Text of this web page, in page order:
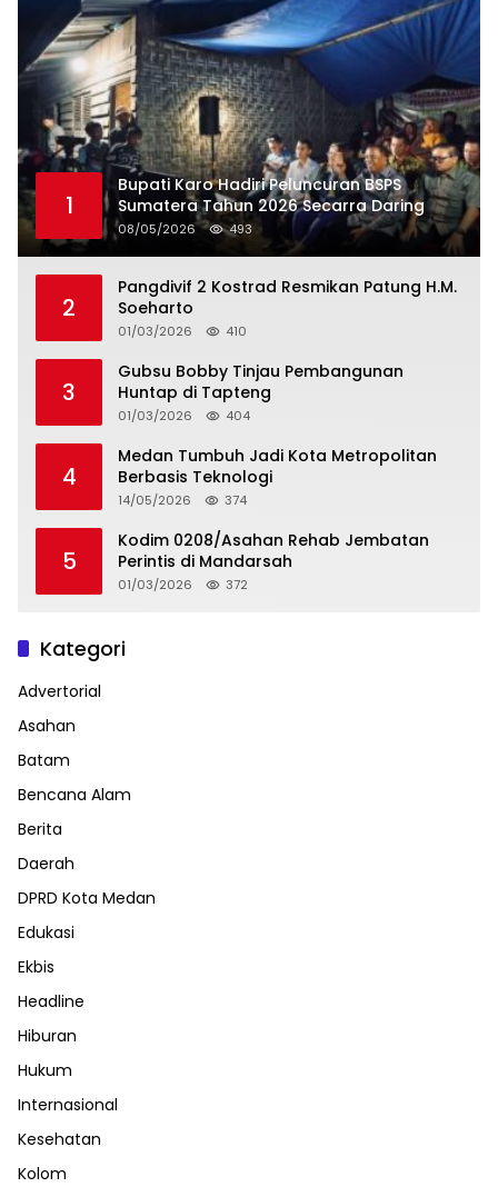
1
Bupati Karo Hadiri Peluncuran BSPS
Sumatera Tahun 2026 Secarra Daring
08/05/2026 493
2
Pangdivif 2 Kostrad Resmikan Patung H.M.
Soeharto
01/03/2026 410
3
Gubsu Bobby Tinjau Pembangunan
Huntap di Tapteng
01/03/2026 404
4
Medan Tumbuh Jadi Kota Metropolitan
Berbasis Teknologi
14/05/2026 374
5
Kodim 0208/Asahan Rehab Jembatan
Perintis di Mandarsah
01/03/2026 372
Kategori
Advertorial
Asahan
Batam
Bencana Alam
Berita
Daerah
DPRD Kota Medan
Edukasi
Ekbis
Headline
Hiburan
Hukum
Internasional
Kesehatan
Kolom